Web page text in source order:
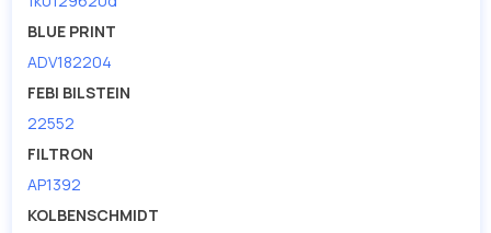
BLUE PRINT
ADV182204
FEBI BILSTEIN
22552
FILTRON
AP1392
KOLBENSCHMIDT